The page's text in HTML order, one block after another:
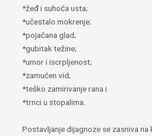
*žeđ i suhoća usta;
*učestalo mokrenje;
*pojačana glad;
*gubitak težine;
*umor i iscrpljenost;
*zamućen vid;
*teško zamirivanje rana i
*trnci u stopalima.
Postavljanje dijagnoze se zasniva na